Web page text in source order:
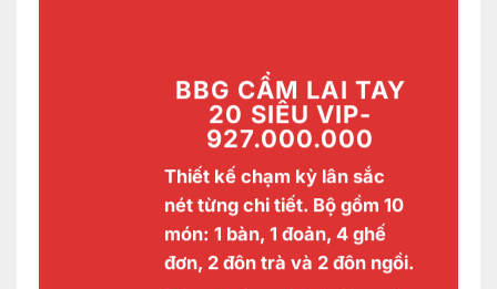
BBG CẨM LAI TAY
20 SIÊU VIP-
927.000.000
Thiết kế chạm kỳ lân sắc
nét từng chi tiết. Bộ gồm 10
món: 1 bàn, 1 đoản, 4 ghế
đơn, 2 đôn trà và 2 đôn ngồi.